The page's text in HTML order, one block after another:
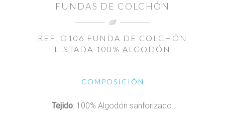
FUNDAS DE COLCHÓN
REF. O106 FUNDA DE COLCHÓN
LISTADA 100% ALGODÓN
COMPOSICIÓN
Tejido: 100% Algodón sanforizado.